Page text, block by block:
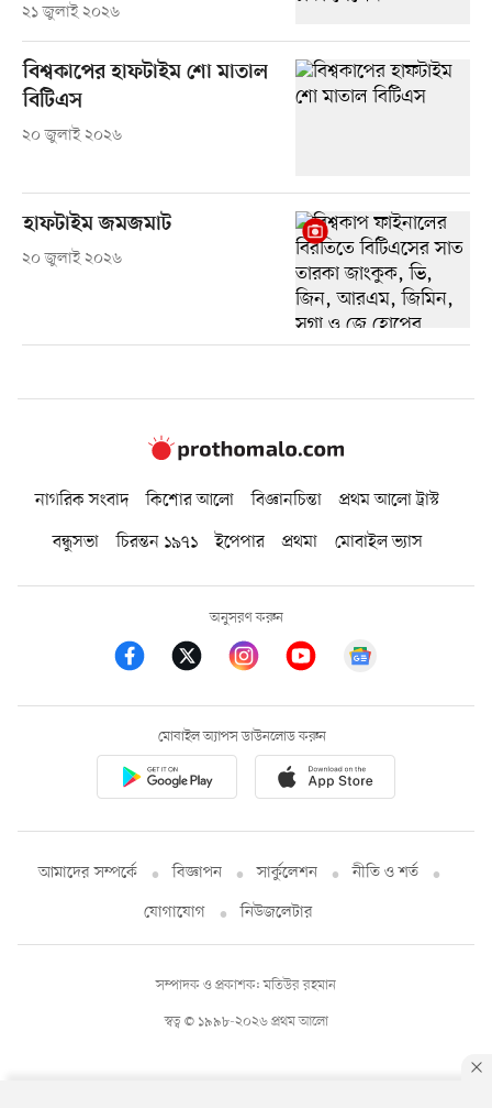
২১ জুলাই ২০২৬
বিশ্বকাপের হাফটাইম শো মাতাল
বিটিএস
২০ জুলাই ২০২৬
হাফটাইম জমজমাট
২০ জুলাই ২০২৬
নাগরিক সংবাদ কিশোর আলো বিজ্ঞানচিন্তা
প্রথম আলো ট্রাস্ট
বন্ধুসভা
চিরন্তন ১৯৭১ ইপেপার প্রথমা মোবাইল ভ্যাস
অনুসরণ করুন
মোবাইল অ্যাপস ডাউনলোড করুন
আমাদের সম্পর্কে বিজ্ঞাপন সার্কুলেশন
নীতি ও শর্ত
যোগাযোগ
নিউজলেটার
স্বত্ব © ১৯৯৮-২০২৬ প্রথম আলো
সম্পাদক ও প্রকাশক: মতিউর রহমান